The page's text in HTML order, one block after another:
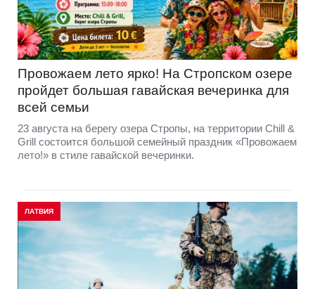
Провожаем лето ярко! На Стропском озере
пройдет большая гавайская вечеринка для
всей семьи
23 августа на берегу озера Стропы, на территории Chill &
Grill состоится большой семейный праздник «Провожаем
лето!» в стиле гавайской вечеринки.
ЛАТВИЯ